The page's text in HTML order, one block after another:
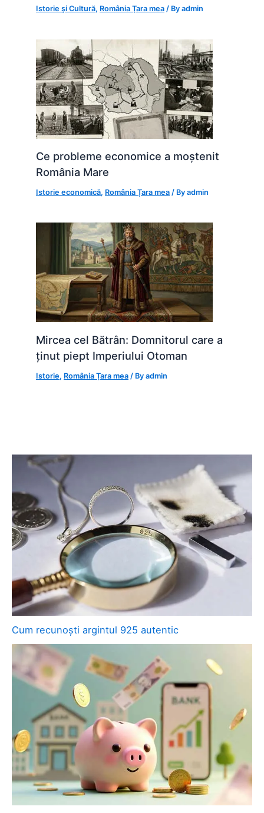
Istorie și Cultură, România Țara mea / Byadmin
Ce probleme economice a moștenit
România Mare
Istorie economică, România Țara mea / Byadmin
Mircea cel Bătrân: Domnitorul care a
ținut piept Imperiului Otoman
Istorie, România Țara mea / Byadmin
Cum recunoști argintul 925 autentic